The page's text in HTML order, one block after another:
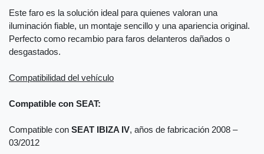
Este faro es la solución ideal para quienes valoran una
iluminación fiable, un montaje sencillo y una apariencia original.
Perfecto como recambio para faros delanteros dañados o
desgastados.
Compatibilidad del vehículo
Compatible con SEAT:
Compatible con SEAT IBIZA IV, años de fabricación 2008 –
03/2012